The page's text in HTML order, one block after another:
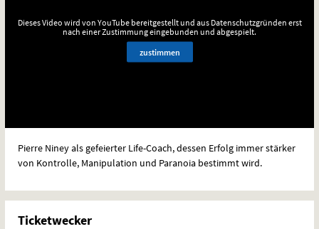
Dieses Video wird von YouTube bereitgestellt und aus Datenschutzgründen erst
nach einer Zustimmung eingebunden und abgespielt.
zustimmen
Pierre Niney als gefeierter Life-Coach, dessen Erfolg immer stärker
von Kontrolle, Manipulation und Paranoia bestimmt wird.
Ticketwecker